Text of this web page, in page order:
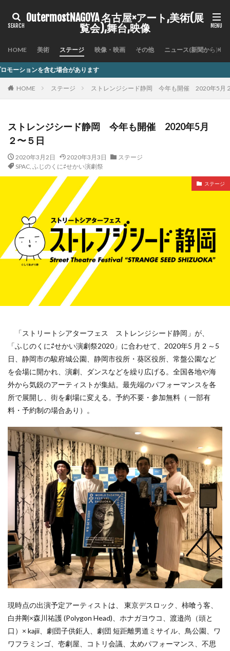
OutermostNAGOYA 名古屋×アート,美術(展
覧会),舞台,映像
HOME 美術 ステージ 映像・映画 その他 ニュース(新聞から)
あります
HOME ステージ ストレンジシード静岡 今年も開催 2020年5月
ストレンジシード静岡 今年も開催 2020年5月
２〜５日
2020年3月2日 2020年3月3日
ステージ
SPAC, ふじのくに⇄せかい演劇祭
ステージ
「ストリートシアターフェス ストレンジシード静岡」が、
「ふじのくに⇄せかい演劇祭2020」に合わせて、2020年5 月 2 ～5
日、静岡市の駿府城公園、静岡市役所・葵区役所、常盤公園など
を会場に開かれ、演劇、ダンスなどを繰り広げる。全国各地や海
外から気鋭のアーティストが集結。最先端のパフォーマンスを各
所で展開し、街を劇場に変える。予約不要・参加無料（ 一部有
料・予約制の場合あり）。
現時点の出演予定アーティストは、 東京デスロック、柿喰う客、
白井剛×森川祐護 (Polygon Head)、ホナガヨウコ、渡邉尚（頭と
口）× kajii、劇団子供鉅人、劇団 短距離男道ミサイル、鳥公園、ワ
ワフラミンゴ、壱劇屋、コトリ会議、太めパフォーマンス、不思